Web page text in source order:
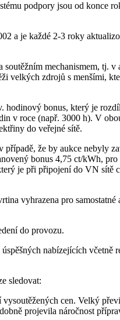
podpory jsou od konce
a je každé 2-3 roky
mechanismem, tj. v
velkých zdrojů s menšími,
hodinový bonus, který je
v roce (např. 3000 h). V
do veřejné sítě.
že by aukce nebyly
bonus 4,75 ct/kWh,
je při připojení do VN sítě
vyhrazena pro
do provozu.
nabízejících včetně
sledovat:
cen. Velký
projevila náročnost